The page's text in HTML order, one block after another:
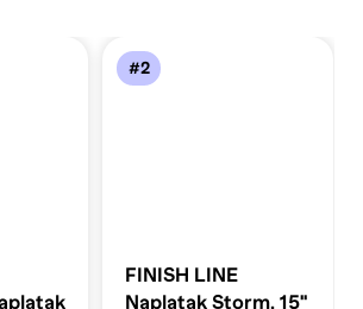
#2
FINISH LINE
Naplatak Storm, 15''